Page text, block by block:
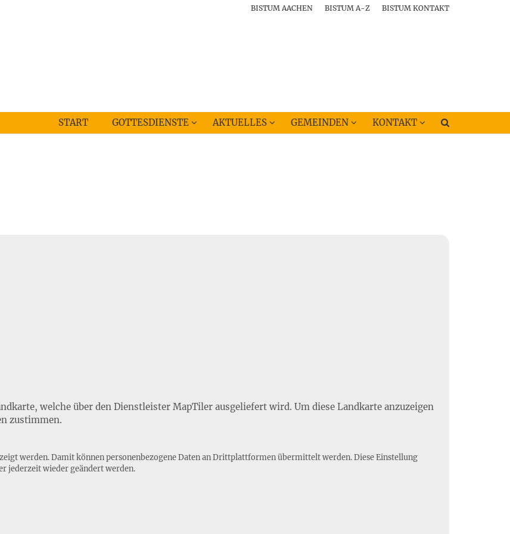
BISTUM AACHEN BISTUM A-Z BISTUM KONTAKT
START GOTTESDIENSTE AKTUELLES GEMEINDEN KONTAKT
welche über den Dienstleister MapTiler ausgeliefert wird. Um diese Landkarte anzuzeigen
zustimmen.
werden. Damit können personenbezogene Daten an Drittplattformen übermittelt werden. Diese Einstellung
jederzeit wieder geändert werden.